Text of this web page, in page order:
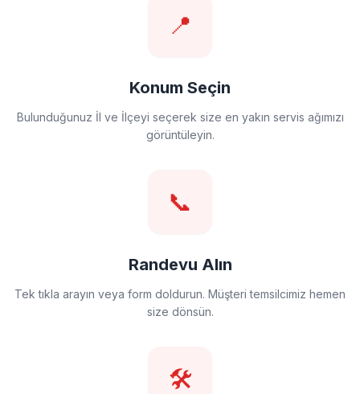
📍
Konum Seçin
Bulunduğunuz İl ve İlçeyi seçerek size en yakın servis ağımızı
görüntüleyin.
📞
Randevu Alın
Tek tıkla arayın veya form doldurun. Müşteri temsilcimiz hemen
size dönsün.
🛠️